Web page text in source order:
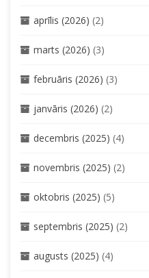
aprīlis (2026) (2)
marts (2026) (3)
februāris (2026) (3)
janvāris (2026) (2)
decembris (2025) (4)
novembris (2025) (2)
oktobris (2025) (5)
septembris (2025) (2)
augusts (2025) (4)